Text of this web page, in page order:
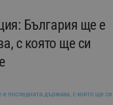
България ще е
с която ще си